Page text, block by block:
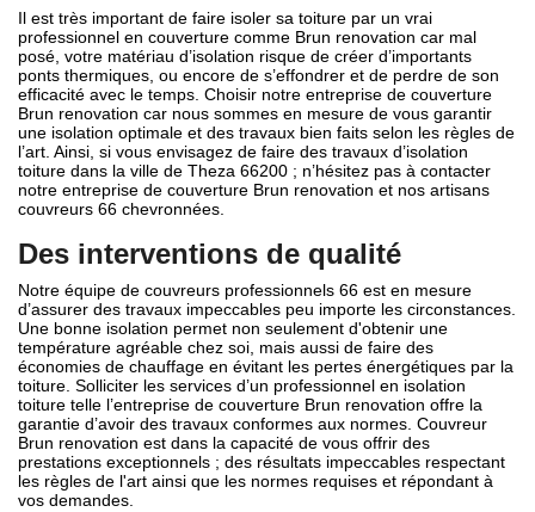
Il est très important de faire isoler sa toiture par un vrai
professionnel en couverture comme Brun renovation car mal
posé, votre matériau d’isolation risque de créer d’importants
ponts thermiques, ou encore de s’effondrer et de perdre de son
efficacité avec le temps. Choisir notre entreprise de couverture
Brun renovation car nous sommes en mesure de vous garantir
une isolation optimale et des travaux bien faits selon les règles de
l’art. Ainsi, si vous envisagez de faire des travaux d’isolation
toiture dans la ville de Theza 66200 ; n’hésitez pas à contacter
notre entreprise de couverture Brun renovation et nos artisans
couvreurs 66 chevronnées.
Des interventions de qualité
Notre équipe de couvreurs professionnels 66 est en mesure
d’assurer des travaux impeccables peu importe les circonstances.
Une bonne isolation permet non seulement d'obtenir une
température agréable chez soi, mais aussi de faire des
économies de chauffage en évitant les pertes énergétiques par la
toiture. Solliciter les services d’un professionnel en isolation
toiture telle l’entreprise de couverture Brun renovation offre la
garantie d’avoir des travaux conformes aux normes. Couvreur
Brun renovation est dans la capacité de vous offrir des
prestations exceptionnels ; des résultats impeccables respectant
les règles de l'art ainsi que les normes requises et répondant à
vos demandes.